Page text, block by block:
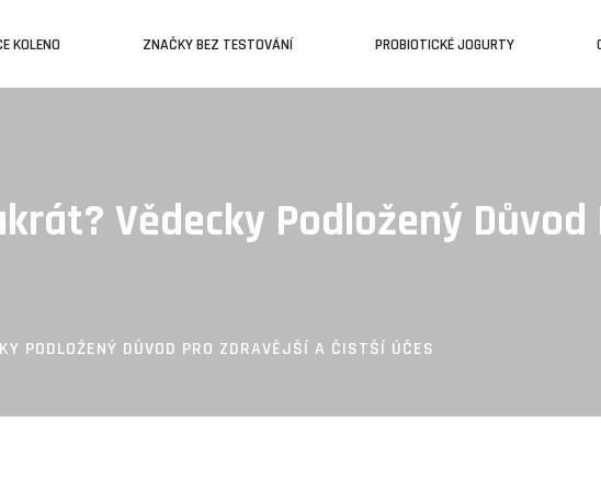
KOLENO ZNAČKY BEZ TESTOVÁNÍ PROBIOTICKÉ JOGURTY
Vědecky Podložený
PODLOŽENÝ DŮVOD PRO ZDRAVĚJŠÍ A ČISTŠÍ ÚČES